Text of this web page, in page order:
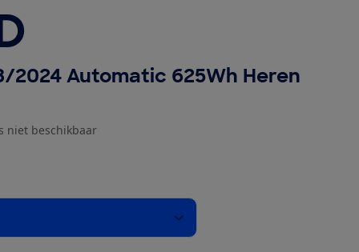
2024 Automatic 625Wh Heren
niet beschikbaar